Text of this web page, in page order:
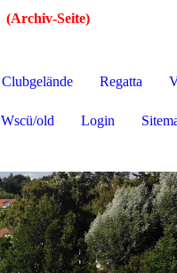
(Archiv-Seite)
Clubgelände Regatta
Wscü/old Login